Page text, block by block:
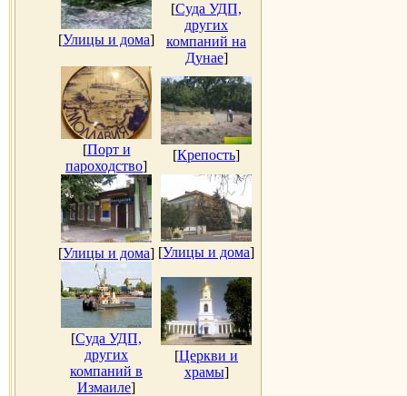
[Улицы и дома]
[Суда УДП,
других
компаний на
Дунае]
[Порт и
пароходство]
[Крепость]
[Улицы и дома] [Улицы и дома]
[Суда УДП,
других
компаний в
Измаиле]
[Церкви и
храмы]